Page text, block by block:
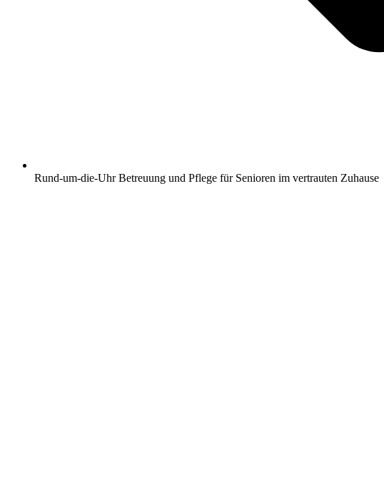
Rund-um-die-Uhr Betreuung und Pflege für Senioren im vertrauten Zuhause